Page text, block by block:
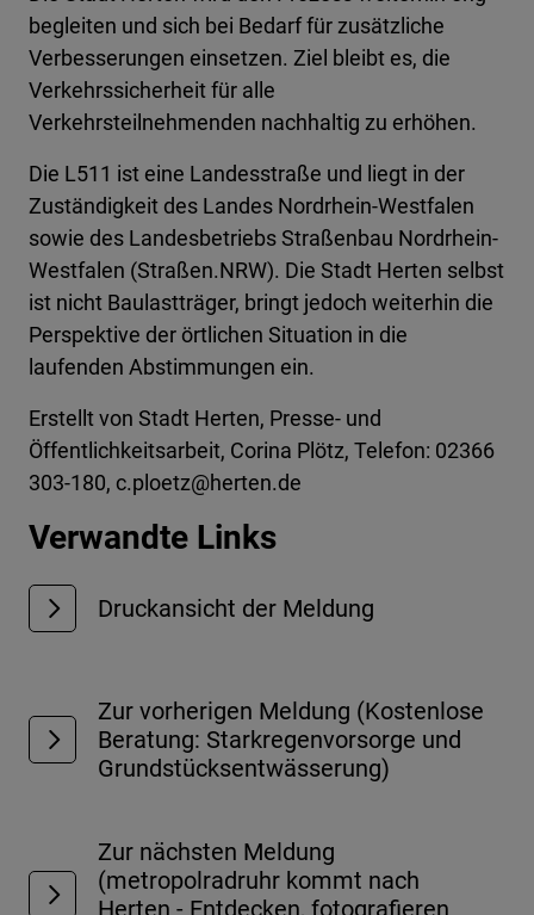
begleiten und sich bei Bedarf für zusätzliche
Verbesserungen einsetzen. Ziel bleibt es, die
Verkehrssicherheit für alle
Verkehrsteilnehmenden nachhaltig zu erhöhen.
Die L511 ist eine Landesstraße und liegt in der
Zuständigkeit des Landes Nordrhein-Westfalen
sowie des Landesbetriebs Straßenbau Nordrhein-
Westfalen (Straßen.NRW). Die Stadt Herten selbst
ist nicht Baulastträger, bringt jedoch weiterhin die
Perspektive der örtlichen Situation in die
laufenden Abstimmungen ein.
Erstellt von Stadt Herten, Presse- und
Öffentlichkeitsarbeit, Corina Plötz, Telefon: 02366
303-180, c.ploetz@herten.de
Verwandte Links
Druckansicht der Meldung
Zur vorherigen Meldung (Kostenlose
Beratung: Starkregenvorsorge und
Grundstücksentwässerung)
Zur nächsten Meldung
(metropolradruhr kommt nach
Herten - Entdecken, fotografieren